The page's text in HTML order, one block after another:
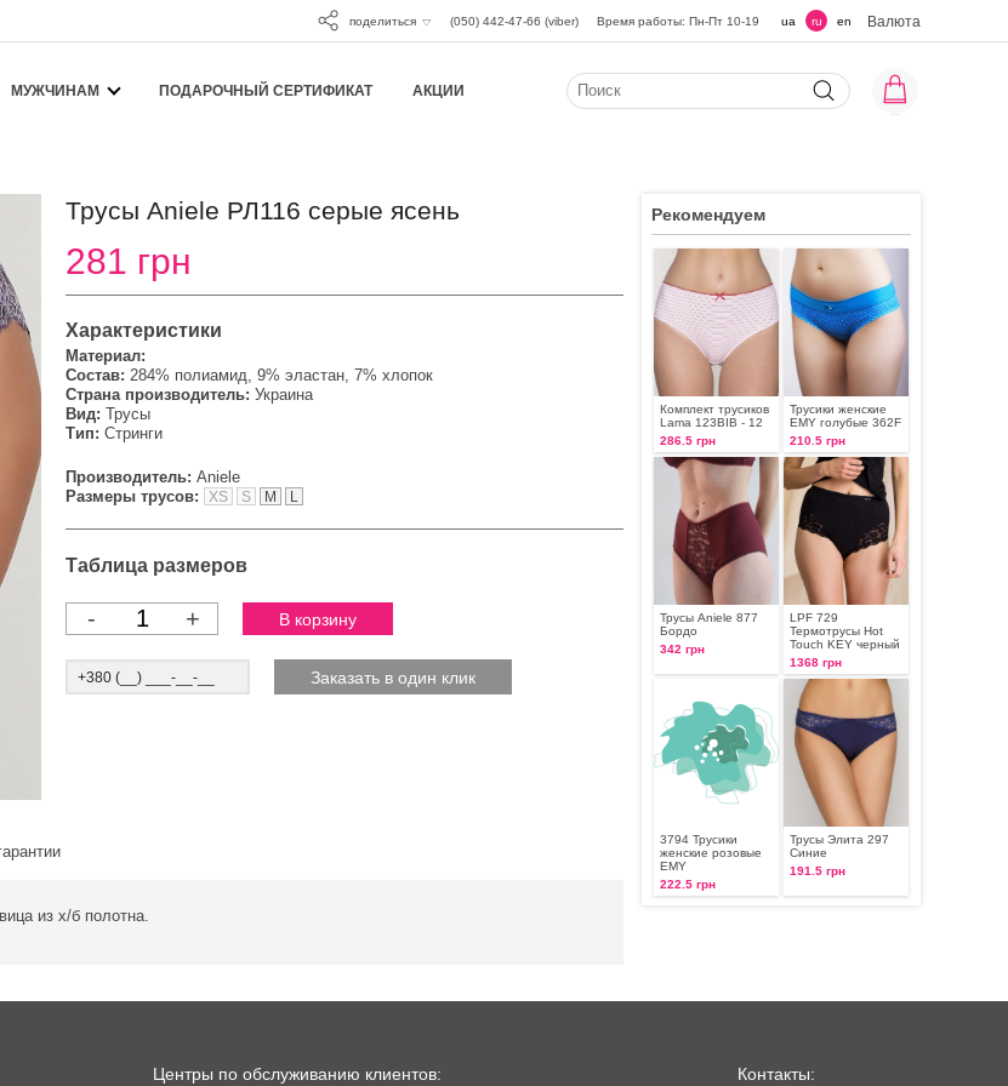
поделиться (050) 442-47-66 (viber) Время работы: Пн-Пт 10-19 ua ru en Валюта
МУЖЧИНАМ ПОДАРОЧНЫЙ СЕРТИФИКАТ АКЦИИ
Трусы Aniele РЛ116 серые ясень
281 грн
Характеристики
Материал:
Состав: 284% полиамид, 9% эластан, 7% хлопок
Страна производитель: Украина
Вид: Трусы
Тип: Стринги
Производитель: Aniele
Размеры трусов:
XS S M L
Таблица размеров
- +
из х/б полотна.
Рекомендуем
Комплект трусиков
Lama 123BIB - 12
286.5 грн
Трусики женские
EMY голубые 362F
210.5 грн
Трусы Aniele 877
Бордо
342 грн
LPF 729
Термотрусы Hot
Touch KEY черный
1368 грн
3794 Трусики
женские розовые
EMY
222.5 грн
Трусы Элита 297
Синие
191.5 грн
Центры по обслуживанию клиентов: Контакты: